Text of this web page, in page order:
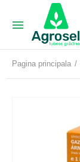
Pagina principala